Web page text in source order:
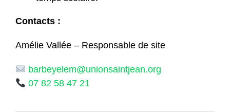
Contacts :
Amélie Vallée – Responsable de site
barbeyelem@unionsaintjean.org
07 82 58 47 21